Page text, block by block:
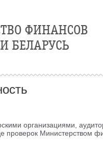
организациями,
проверок Министерством